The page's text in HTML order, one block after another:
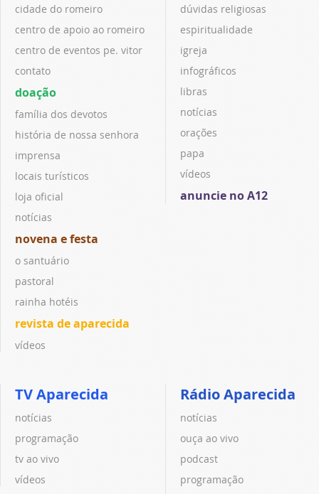
cidade do romeiro
centro de apoio ao romeiro
centro de eventos pe. vitor
contato
doação
família dos devotos
história de nossa senhora
imprensa
locais turísticos
loja oficial
notícias
novena e festa
o santuário
pastoral
rainha hotéis
revista de aparecida
vídeos
dúvidas religiosas
espiritualidade
igreja
infográficos
libras
notícias
orações
papa
vídeos
anuncie no A12
TV Aparecida
notícias
programação
tv ao vivo
vídeos
Rádio Aparecida
notícias
ouça ao vivo
podcast
programação